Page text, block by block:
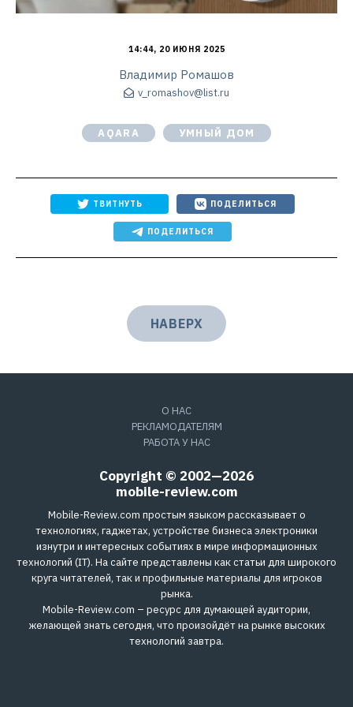
14:44, 20 ИЮНЯ 2025
Владимир Ромашов
v_romashov@list.ru
AQARA УМНЫЙ ДОМ
ТВИТНУТЬ ПОДЕЛИТЬСЯ
ПОДЕЛИТЬСЯ
НАВЕРХ
О НАС
РЕКЛАМОДАТЕЛЯМ
РАБОТА У НАС
Copyright © 2002—2026
mobile-review.com
Mobile-Review.com простым языком рассказывает о
технологиях, гаджетах, устройстве бизнеса электроники
изнутри и интересных событиях в мире информационных
технологий (IT). На сайте представлены как статьи для широкого
круга читателей, так и профильные материалы для игроков
рынка.
Mobile-Review.com – ресурс для думающей аудитории,
желающей знать сегодня, что произойдёт на рынке высоких
технологий завтра.